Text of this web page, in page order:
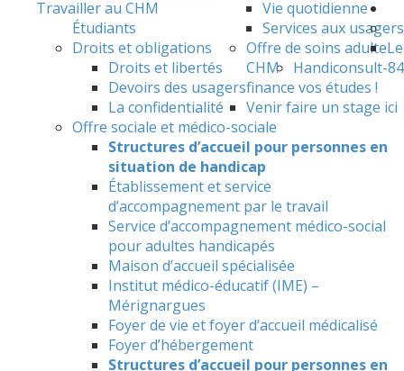
Vie quotidienne
Services aux usagers
Droits et obligations
Droits et libertés
Devoirs des usagers
La confidentialité
Offre de soins adulte
Handiconsult-84
Offre sociale et médico-sociale
Structures d’accueil pour personnes en
situation de handicap
Établissement et service
d’accompagnement par le travail
Service d’accompagnement médico-social
pour adultes handicapés
Maison d’accueil spécialisée
Institut médico-éducatif (IME) –
Mérignargues
Foyer de vie et foyer d’accueil médicalisé
Foyer d’hébergement
Structures d’accueil pour personnes en
Travailler au CHM
Étudiants
Le
CHM
finance vos études !
Venir faire un stage ici